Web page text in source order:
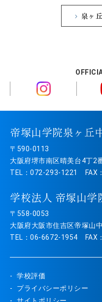
泉ヶ
帝塚山学院泉ヶ丘
〒590-0113
大阪府堺市南区晴美台4丁2
TEL：072-293-1221 FAX
学校法人 帝塚山学
〒558-0053
大阪府大阪市住吉区帝塚山
TEL：06-6672-1954 FAX
学校評価
プライバシーポリシー